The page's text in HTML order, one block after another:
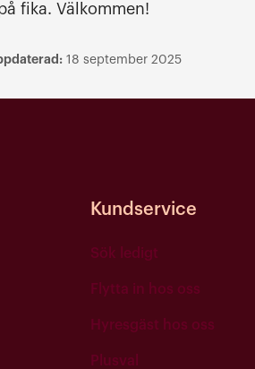
fika. Välkommen!
18 september 2025
Kundservice
Sök ledigt
Flytta in hos oss
Hyresgäst hos oss
Plusval